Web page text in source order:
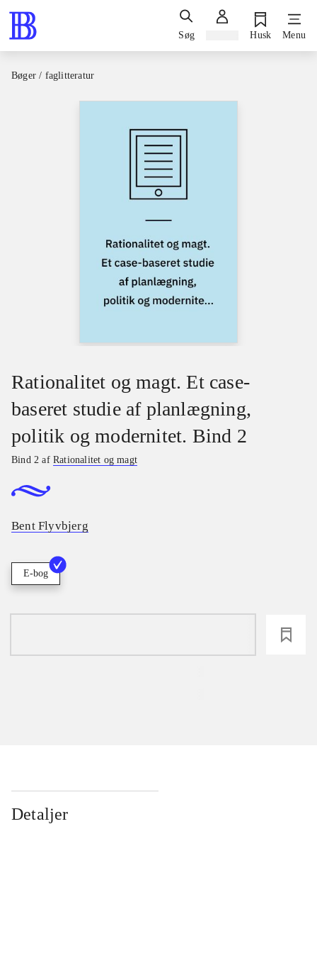
Søg Husk Menu
Bøger / faglitteratur
Rationalitet og magt. Et case-
baseret studie af planlægning,
politik og modernitet. Bind 2
Bind 2 afRationalitet og magt
Bent Flyvbjerg
E-bog
Detaljer